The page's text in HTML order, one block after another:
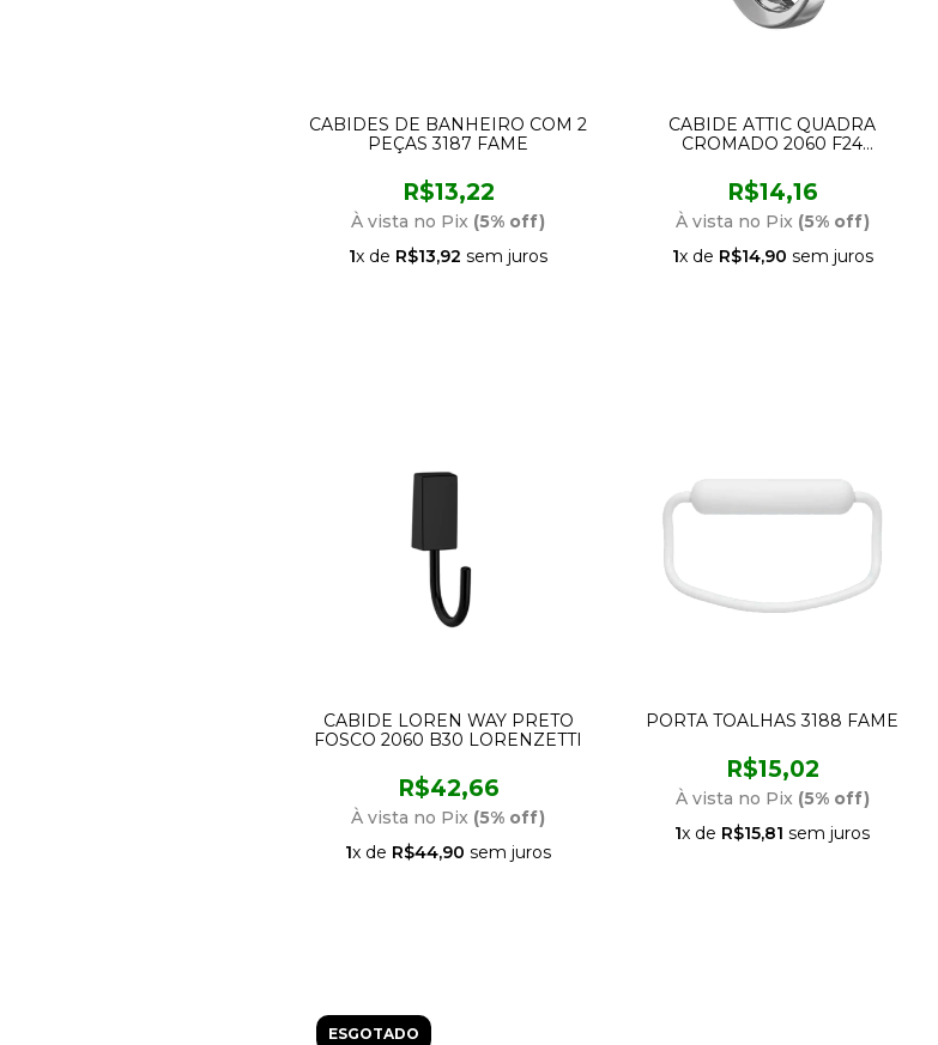
CABIDES DE BANHEIRO COM 2
PEÇAS 3187 FAME
R$13,22
À vista no Pix (5% off)
1x de R$13,92 sem juros
CABIDE ATTIC QUADRA
CROMADO 2060 F24
R$14,16
À vista no Pix (5% off)
1x de R$14,90 sem juros
CABIDE LOREN WAY PRETO
FOSCO 2060 B30 LORENZETTI
R$42,66
À vista no Pix (5% off)
1x de R$44,90 sem juros
PORTA TOALHAS 3188 FAME
R$15,02
À vista no Pix (5% off)
1x de R$15,81 sem juros
ESGOTADO